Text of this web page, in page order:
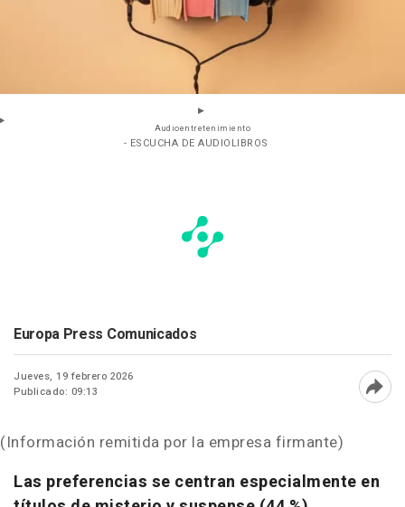
Audioentretenimiento
- ESCUCHA DE AUDIOLIBROS
Europa Press Comunicados
Jueves, 19 febrero 2026
Publicado: 09:13
(Información remitida por la empresa firmante)
Las preferencias se centran especialmente en